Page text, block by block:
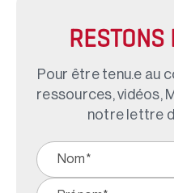
RESTONS
Pour être tenu.e au
ressources, vidéos,
notre lettre